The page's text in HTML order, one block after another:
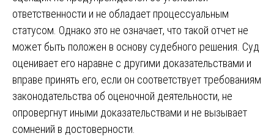
ответственности и не обладает процессуальным
статусом. Однако это не означает, что такой отчет не
может быть положен в основу судебного решения. Суд
оценивает его наравне с другими доказательствами и
вправе принять его, если он соответствует требованиям
законодательства об оценочной деятельности, не
опровергнут иными доказательствами и не вызывает
сомнений в достоверности.